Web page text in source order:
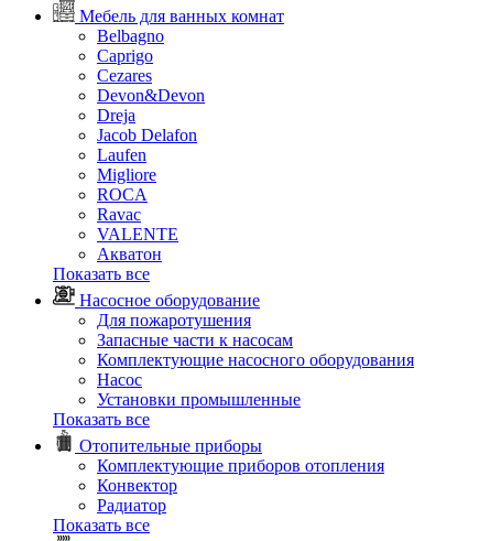
Мебель для ванных комнат
Belbagno
Caprigo
Cezares
Devon&Devon
Dreja
Jacob Delafon
Laufen
Migliore
ROCA
Rаvac
VALENTE
Акватон
Показать все
Насосное оборудование
Для пожаротушения
Запасные части к насосам
Комплектующие насосного оборудования
Насос
Установки промышленные
Показать все
Отопительные приборы
Комплектующие приборов отопления
Конвектор
Радиатор
Показать все